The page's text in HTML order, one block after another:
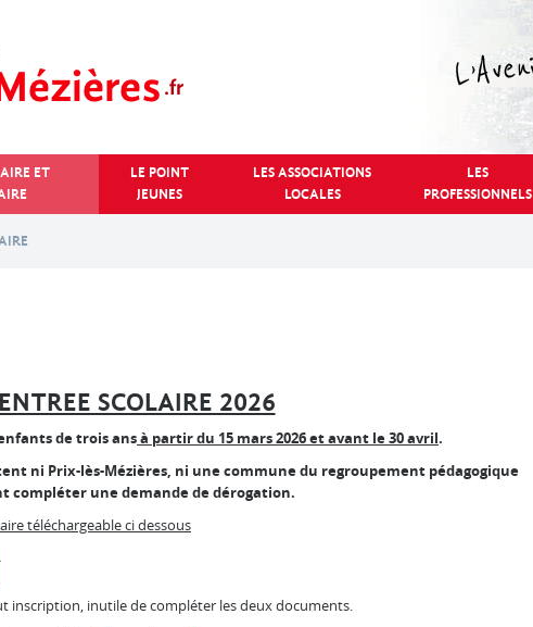
ET
LE POINT
JEUNES
LES ASSOCIATIONS
LOCALES
LES
PROFESSIONNELS
SCOLAIRE 2026
de trois ans à partir du 15 mars 2026 et avant le 30 avril .
ni Prix-lès-Mézières, ni une commune du regroupement pédagogique
compléter une demande de dérogation.
téléchargeable ci dessous
inscription, inutile de compléter les deux documents.